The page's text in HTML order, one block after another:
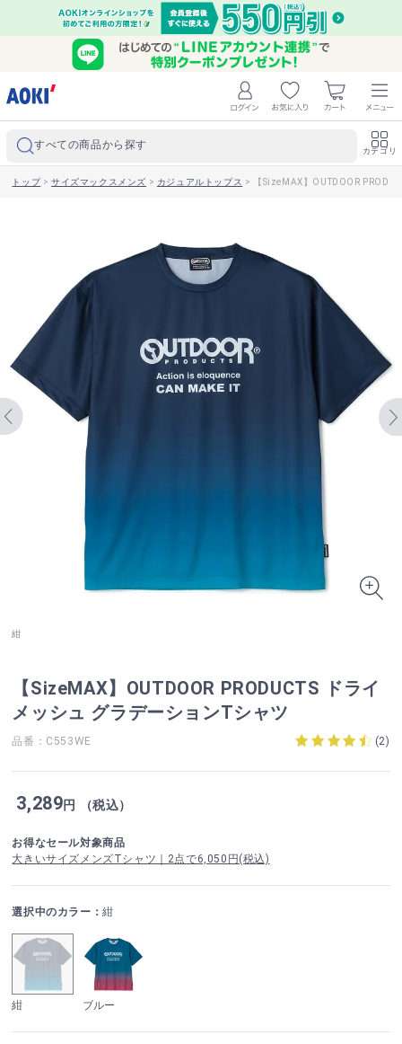
すべての商品から探す カテゴリ
トップ>サイズマックスメンズ > カジュアルトップス > 【SizeMAX】OUTDOOR
紺
【SizeMAX】OUTDOOR PRODUCTS ドライ
メッシュ グラデーションTシャツ
品番：C553WE (2)
3,289円 （税込）
お得なセール対象商品
大きいサイズメンズTシャツ｜2点で6,050円(税込)
選択中のカラー：紺
紺 ブルー